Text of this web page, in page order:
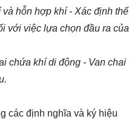
và hỗn hợp khí - Xác định thế
với việc lựa chọn đầu ra của
chứa khí di động - Van chai
các định nghĩa và ký hiệu